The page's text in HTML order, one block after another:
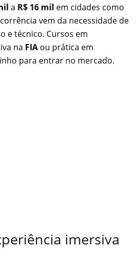
a R$ 16 mil em cidades como
vem da necessidade de
e técnico. Cursos em
na FIA ou prática em
para entrar no mercado.
imersiva